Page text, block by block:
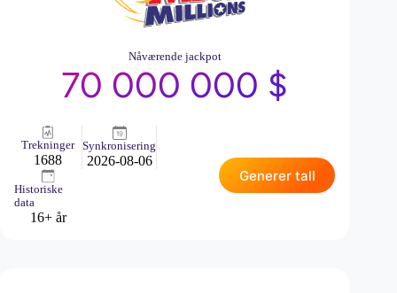
Nåværende jackpot
70 000 000 $
Trekninger
1688
Synkronisering
2026-08-06
Historiske
data
16+ år
Generer tall